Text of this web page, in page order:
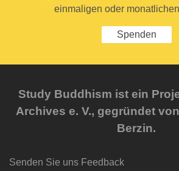
einmaligen oder
Spenden
Study Buddhism ist ein
Archives e. V., gegründet
Berzin.
Senden Sie uns Feedback